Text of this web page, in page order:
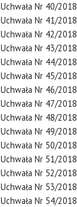
Uchwała Nr 40/2018
Uchwała Nr 41/2018
Uchwała Nr 42/2018
Uchwała Nr 43/2018
Uchwała Nr 44/2018
Uchwała Nr 45/2018
Uchwała Nr 46/2018
Uchwała Nr 47/2018
Uchwała Nr 48/2018
Uchwała Nr 49/2018
Uchwała Nr 50/2018
Uchwała Nr 51/2018
Uchwała Nr 52/2018
Uchwała Nr 53/2018
Uchwała Nr 54/2018